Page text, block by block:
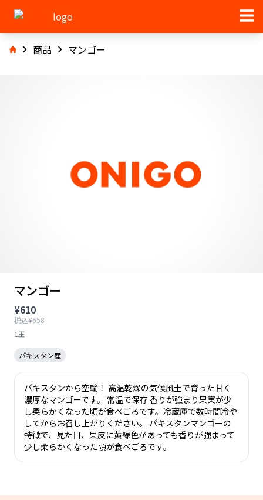
商品 マンゴー
マンゴー
¥610
税込¥658
1玉
パキスタン産
パキスタンから空輸！ 高温乾燥の気候風土で育った甘く
濃厚なマンゴーです。 常温で保存 香りが強まり果実が少
し柔らかくなった頃が食べごろです。冷蔵庫で数時間冷や
してからお召し上がりください。 パキスタンマンゴーの
特徴で、見た目、果皮に黄緑色があっても香りが強まって
少し柔らかくなった頃が食べごろです。